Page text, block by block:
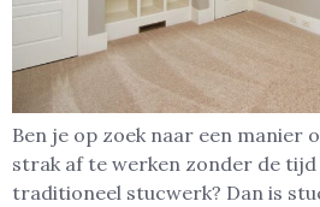
Ben je op zoek naar een manier
strak af te werken zonder de tijd
traditioneel stucwerk? Dan is